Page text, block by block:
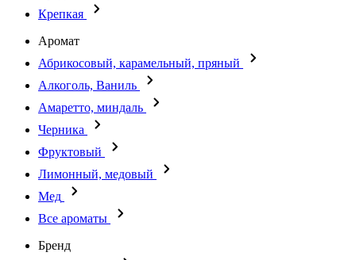
Крепкая
Аромат
Абрикосовый, карамельный, пряный
Алкоголь, Ваниль
Амаретто, миндаль
Черника
Фруктовый
Лимонный, медовый
Мед
Все ароматы
Бренд